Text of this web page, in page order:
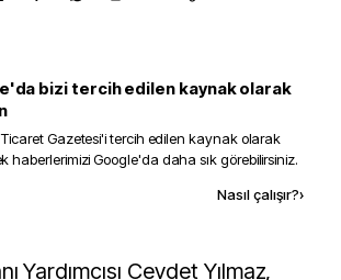
bizi tercih edilen kaynak olarak
Gazetesi'i tercih edilen kaynak olarak
haberlerimizi Google'da daha sık görebilirsiniz.
Nasıl çalışır?›